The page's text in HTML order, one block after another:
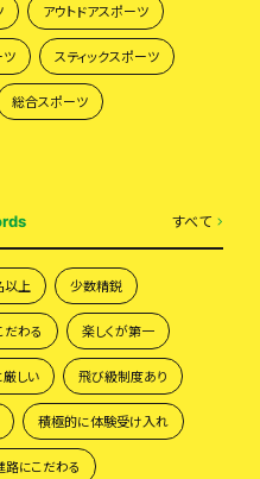
アウトドアスポーツ
ツ スティックスポーツ
総合スポーツ
すべて
以上 少数精鋭
だわる 楽しくが第一
しい 飛び級制度あり
積極的に体験受け入れ
にこだわる